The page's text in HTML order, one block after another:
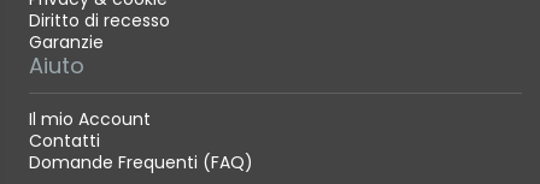
Diritto di recesso
Garanzie
Aiuto
Il mio Account
Contatti
Domande Frequenti (FAQ)